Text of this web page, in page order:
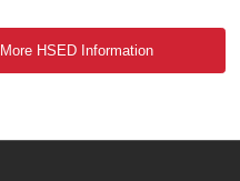
More HSED Information